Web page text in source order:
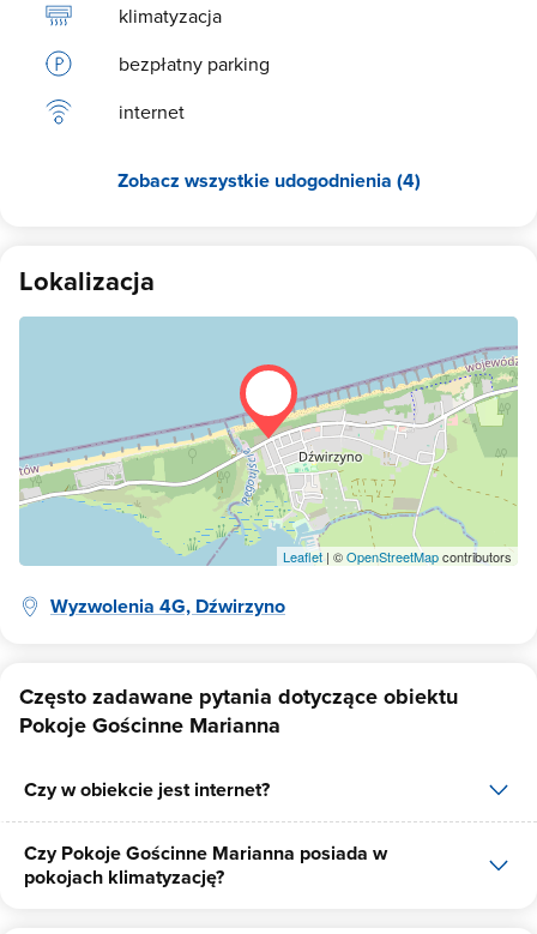
klimatyzacja
bezpłatny parking
internet
Zobacz wszystkie udogodnienia (4)
Lokalizacja
Leaflet| ©OpenStreetMapcontributors
Wyzwolenia 4G, Dźwirzyno
Często zadawane pytania dotyczące obiektu
Pokoje Gościnne Marianna
Czy w obiekcie jest internet?
Tak, Pokoje Gościnne Marianna udostępnia dla swoich gości
internet.
Czy Pokoje Gościnne Marianna posiada w
pokojach klimatyzację?